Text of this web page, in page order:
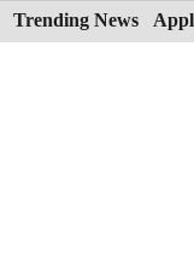
Skip
to
Trending News